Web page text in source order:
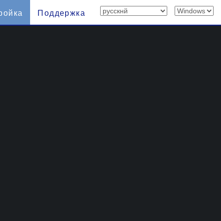
Поддержка